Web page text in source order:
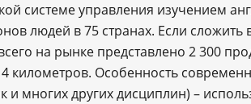
системе управления изучением
людей в 75 странах. Если сложить
на рынке представлено 2 300
километров. Особенность
и многих других дисциплин) –